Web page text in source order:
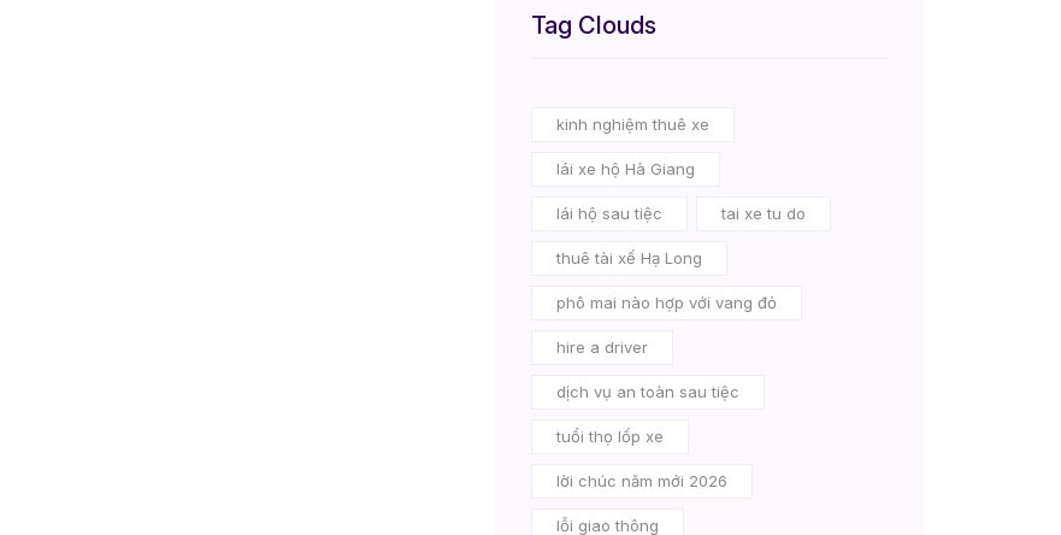
Tag Clouds
kinh nghiệm thuê xe
lái xe hộ Hà Giang
lái hộ sau tiệc tai xe tu do
thuê tài xế Hạ Long
phô mai nào hợp với vang đỏ
hire a driver
dịch vụ an toàn sau tiệc
tuổi thọ lốp xe
lời chúc năm mới 2026
lỗi giao thông